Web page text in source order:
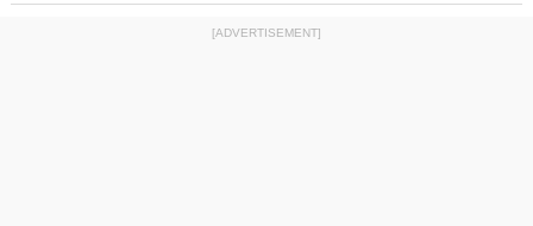
[ADVERTISEMENT]